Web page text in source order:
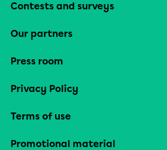
Contests and surveys
Our partners
Press room
Privacy Policy
Terms of use
Promotional material